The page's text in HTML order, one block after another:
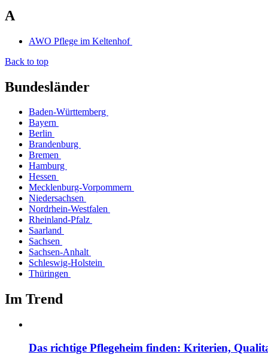
A
AWO Pflege im Keltenhof
Back to top
Bundesländer
Baden-Württemberg
Bayern
Berlin
Brandenburg
Bremen
Hamburg
Hessen
Mecklenburg-Vorpommern
Niedersachsen
Nordrhein-Westfalen
Rheinland-Pfalz
Saarland
Sachsen
Sachsen-Anhalt
Schleswig-Holstein
Thüringen
Im Trend
Das richtige Pflegeheim finden: Kriterien,